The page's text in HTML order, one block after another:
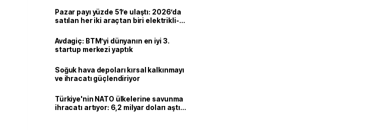
Pazar payı yüzde 51’e ulaştı: 2026’da
satılan her iki araçtan biri elektrikli-
Avdagiç: BTM’yi dünyanın en iyi 3.
startup merkezi yaptık
Soğuk hava depoları kırsal kalkınmayı
ve ihracatı güçlendiriyor
Türkiye'nin NATO ülkelerine savunma
ihracatı artıyor: 6,2 milyar doları aştı